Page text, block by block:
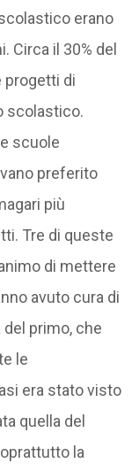
erano
Circa il 30% del
progetti di
scolastico.
scuole
preferito
più
Tre di queste
di mettere
avuto cura di
del primo, che
le
era stato visto
quella del
la